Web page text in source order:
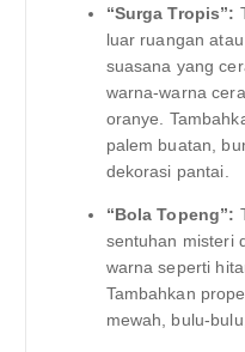
“Surga Tropis”:
luar ruangan
suasana yang
warna-warna
oranye.
palem buatan,
dekorasi pantai.
“Bola Topeng”:
sentuhan misteri
warna seperti
Tambahkan
mewah, bulu-